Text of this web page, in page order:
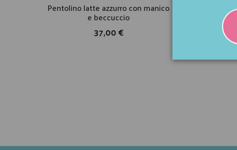
Pentolino latte azzurro con manico
e beccuccio
37,00 €